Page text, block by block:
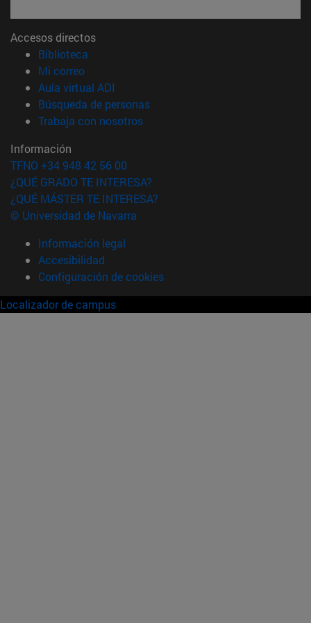
Accesos directos
Biblioteca
Mi correo(abre en nueva ventana)
Aula virtual ADI
Búsqueda de personas(abre en nueva ventana)
Trabaja con nosotros(abre en nueva ventana)
Información
TFNO +34 948 42 56 00
¿QUÉ GRADO TE INTERESA?
¿QUÉ MÁSTER TE INTERESA?
© Universidad de Navarra
Información legal
Accesibilidad
Configuración de cookies
Localizador de campus